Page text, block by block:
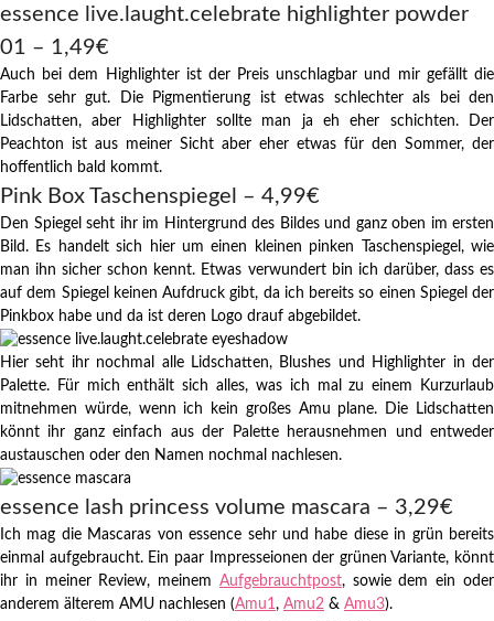
essence live.laught.celebrate highlighter powder
01 – 1,49€
Auch bei dem Highlighter ist der Preis unschlagbar und mir gefällt die
Farbe sehr gut. Die Pigmentierung ist etwas schlechter als bei den
Lidschatten, aber Highlighter sollte man ja eh eher schichten. Der
Peachton ist aus meiner Sicht aber eher etwas für den Sommer, der
hoffentlich bald kommt.
Pink Box Taschenspiegel – 4,99€
Den Spiegel seht ihr im Hintergrund des Bildes und ganz oben im ersten
Bild. Es handelt sich hier um einen kleinen pinken Taschenspiegel, wie
man ihn sicher schon kennt. Etwas verwundert bin ich darüber, dass es
auf dem Spiegel keinen Aufdruck gibt, da ich bereits so einen Spiegel der
Pinkbox habe und da ist deren Logo drauf abgebildet.
Hier seht ihr nochmal alle Lidschatten, Blushes und Highlighter in der
Palette. Für mich enthält sich alles, was ich mal zu einem Kurzurlaub
mitnehmen würde, wenn ich kein großes Amu plane. Die Lidschatten
könnt ihr ganz einfach aus der Palette herausnehmen und entweder
austauschen oder den Namen nochmal nachlesen.
essence lash princess volume mascara – 3,29€
Ich mag die Mascaras von essence sehr und habe diese in grün bereits
einmal aufgebraucht. Ein paar Impresseionen der grünen Variante, könnt
ihr in meiner Review, meinem Aufgebrauchtpost, sowie dem ein oder
anderem älterem AMU nachlesen (Amu1, Amu2 & Amu3).